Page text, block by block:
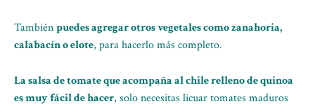
Tambiénpuedes agregar otros vegetales como zanahoria,
calabacín o elote, para hacerlo más completo.
La salsa de tomate que acompaña al chile relleno de quinoa
es muy fácil de hacer, solo necesitas licuar tomates maduros